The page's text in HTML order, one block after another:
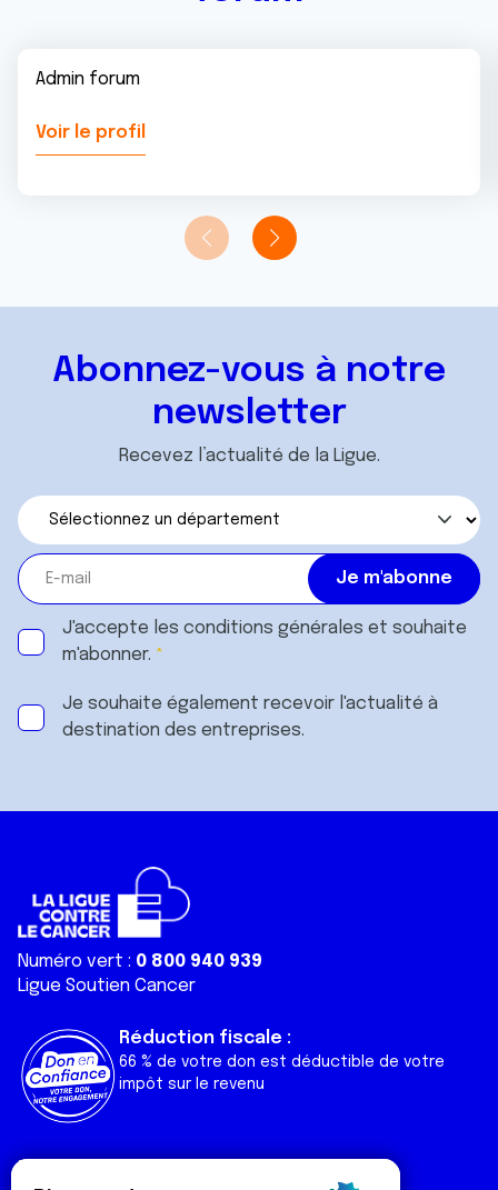
Admin forum
Voir le profil
Abonnez-vous à notre
newsletter
Recevez l’actualité de la Ligue.
J'accepte les conditions générales et souhaite
m'abonner.
Je souhaite également recevoir l'actualité à
destination des entreprises.
Numéro vert : 0 800 940 939
Ligue Soutien Cancer
Réduction fiscale :
66 % de votre don est déductible de votre
impôt sur le revenu
Liens utiles